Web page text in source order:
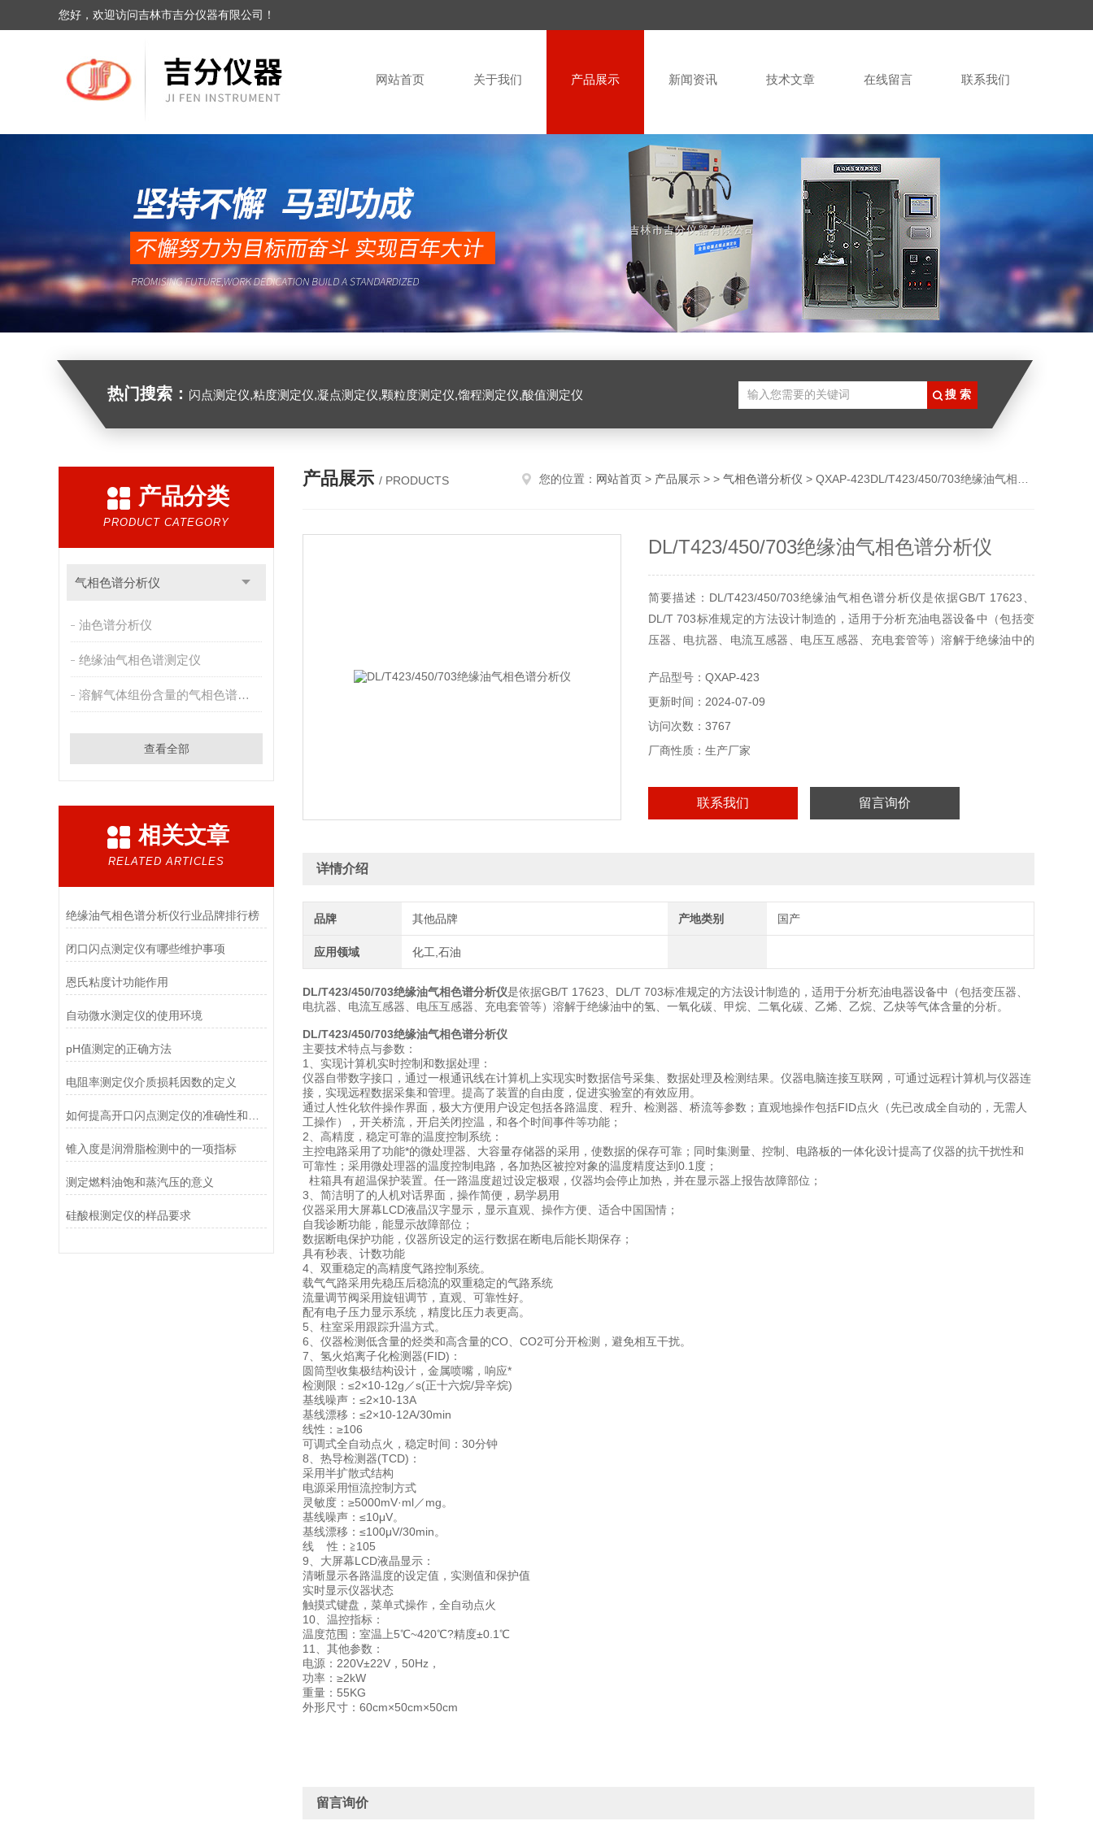
您好，欢迎访问吉林市吉分仪器有限公司！
网站首页 关于我们 产品展示 新闻资讯 技术文章 在线留言 联系我们
热门搜索： 闪点测定仪,粘度测定仪,凝点测定仪,颗粒度测定仪,馏程测定仪,酸值测定仪
产品分类
PRODUCT CATEGORY
气相色谱分析仪
油色谱分析仪
绝缘油气相色谱测定仪
溶解气体组份含量的气相色谱测试仪
查看全部
相关文章
RELATED ARTICLES
绝缘油气相色谱分析仪行业品牌排行榜
闭口闪点测定仪有哪些维护事项
恩氏粘度计功能作用
自动微水测定仪的使用环境
pH值测定的正确方法
电阻率测定仪介质损耗因数的定义
锥入度是润滑脂检测中的一项指标
测定燃料油饱和蒸汽压的意义
硅酸根测定仪的样品要求
产品展示 / PRODUCTS 您的位置： 网站首页 > 产品展示 > > 气相色谱分析仪 > QXAP-423DL/T423/450/703绝缘油气相色谱分析仪
DL/T423/450/703绝缘油气相色谱分析仪
简要描述：DL/T423/450/703绝缘油气相色谱分析仪是依据GB/T 17623、
DL/T 703标准规定的方法设计制造的，适用于分析充油电器设备中（包括变
压器、电抗器、电流互感器、电压互感器、充电套管等）溶解于绝缘油中的
产品型号：QXAP-423
更新时间：2024-07-09
访问次数：3767
厂商性质：生产厂家
联系我们 留言询价
详情介绍
品牌 其他品牌 产地类别 国产
应用领域 化工,石油
DL/T423/450/703绝缘油气相色谱分析仪是依据GB/T 17623、DL/T 703标准规定的方法设计制造的，适用于分析充油电器设备中（包括变压器、
电抗器、电流互感器、电压互感器、充电套管等）溶解于绝缘油中的氢、一氧化碳、甲烷、二氧化碳、乙烯、乙烷、乙炔等气体含量的分析。
DL/T423/450/703绝缘油气相色谱分析仪
主要技术特点与参数：
1、实现计算机实时控制和数据处理：
仪器自带数字接口，通过一根通讯线在计算机上实现实时数据信号采集、数据处理及检测结果。仪器电脑连接互联网，可通过远程计算机与仪器连
接，实现远程数据采集和管理。提高了装置的自由度，促进实验室的有效应用。
通过人性化软件操作界面，极大方便用户设定包括各路温度、程升、检测器、桥流等参数；直观地操作包括FID点火（先已改成全自动的，无需人
工操作），开关桥流，开启关闭控温，和各个时间事件等功能；
2、高精度，稳定可靠的温度控制系统：
主控电路采用了功能*的微处理器、大容量存储器的采用，使数据的保存可靠；同时集测量、控制、电路板的一体化设计提高了仪器的抗干扰性和
可靠性；采用微处理器的温度控制电路，各加热区被控对象的温度精度达到0.1度；
柱箱具有超温保护装置。任一路温度超过设定极艰，仪器均会停止加热，并在显示器上报告故障部位；
3、简洁明了的人机对话界面，操作简便，易学易用
仪器采用大屏幕LCD液晶汉字显示，显示直观、操作方便、适合中国国情；
自我诊断功能，能显示故障部位；
数据断电保护功能，仪器所设定的运行数据在断电后能长期保存；
具有秒表、计数功能
4、双重稳定的高精度气路控制系统。
载气气路采用先稳压后稳流的双重稳定的气路系统
流量调节阀采用旋钮调节，直观、可靠性好。
配有电子压力显示系统，精度比压力表更高。
5、柱室采用跟踪升温方式。
6、仪器检测低含量的烃类和高含量的CO、CO2可分开检测，避免相互干扰。
7、氢火焰离子化检测器(FID)：
圆筒型收集极结构设计，金属喷嘴，响应*
检测限：≤2×10-12g／s(正十六烷/异辛烷)
基线噪声：≤2×10-13A
基线漂移：≤2×10-12A/30min
线性：≥106
可调式全自动点火，稳定时间：30分钟
8、热导检测器(TCD)：
采用半扩散式结构
电源采用恒流控制方式
灵敏度：≥5000mV·ml／mg。
基线噪声：≤10μV。
基线漂移：≤100μV/30min。
线 性：≧105
9、大屏幕LCD液晶显示：
清晰显示各路温度的设定值，实测值和保护值
实时显示仪器状态
触摸式键盘，菜单式操作，全自动点火
10、温控指标：
温度范围：室温上5℃~420℃?精度±0.1℃
11、其他参数：
电源：220V±22V，50Hz，
功率：≥2kW
重量：55KG
外形尺寸：60cm×50cm×50cm
留言询价